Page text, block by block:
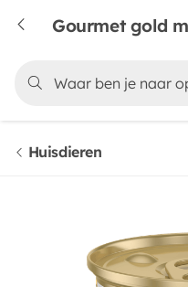
Gourmet gold
Huisdieren